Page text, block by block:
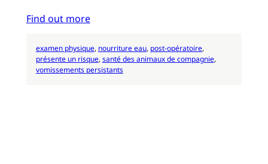
Find out more
examen physique, nourriture eau, post-opératoire
présente un risque, santé des animaux de compagnie
vomissements persistants